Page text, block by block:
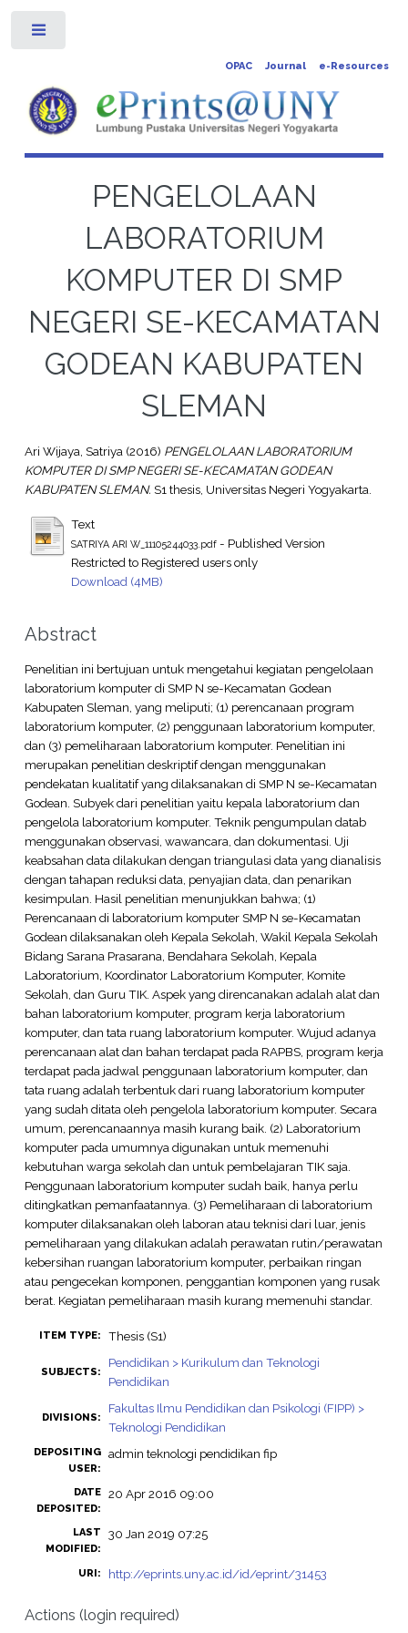
OPAC Journal e-Resources
PENGELOLAAN
LABORATORIUM
KOMPUTER DI SMP
NEGERI SE-KECAMATAN
GODEAN KABUPATEN
SLEMAN
Ari Wijaya, Satriya(2016) PENGELOLAAN LABORATORIUM
KOMPUTER DI SMP NEGERI SE-KECAMATAN GODEAN
KABUPATEN SLEMAN. S1 thesis, Universitas Negeri Yogyakarta.
Text
SATRIYA ARI W_11105244033.pdf- Published Version
Restricted to Registered users only
Download (4MB)
Abstract
Penelitian ini bertujuan untuk mengetahui kegiatan pengelolaan
laboratorium komputer di SMP N se-Kecamatan Godean
Kabupaten Sleman, yang meliputi; (1) perencanaan program
laboratorium komputer, (2) penggunaan laboratorium komputer,
dan (3) pemeliharaan laboratorium komputer. Penelitian ini
merupakan penelitian deskriptif dengan menggunakan
pendekatan kualitatif yang dilaksanakan di SMP N se-Kecamatan
Godean. Subyek dari penelitian yaitu kepala laboratorium dan
pengelola laboratorium komputer. Teknik pengumpulan datab
menggunakan observasi, wawancara, dan dokumentasi. Uji
keabsahan data dilakukan dengan triangulasi data yang dianalisis
dengan tahapan reduksi data, penyajian data, dan penarikan
kesimpulan. Hasil penelitian menunjukkan bahwa; (1)
Perencanaan di laboratorium komputer SMP N se-Kecamatan
Godean dilaksanakan oleh Kepala Sekolah, Wakil Kepala Sekolah
Bidang Sarana Prasarana, Bendahara Sekolah, Kepala
Laboratorium, Koordinator Laboratorium Komputer, Komite
Sekolah, dan Guru TIK. Aspek yang direncanakan adalah alat dan
bahan laboratorium komputer, program kerja laboratorium
komputer, dan tata ruang laboratorium komputer. Wujud adanya
perencanaan alat dan bahan terdapat pada RAPBS, program kerja
terdapat pada jadwal penggunaan laboratorium komputer, dan
tata ruang adalah terbentuk dari ruang laboratorium komputer
yang sudah ditata oleh pengelola laboratorium komputer. Secara
umum, perencanaannya masih kurang baik. (2) Laboratorium
komputer pada umumnya digunakan untuk memenuhi
kebutuhan warga sekolah dan untuk pembelajaran TIK saja.
Penggunaan laboratorium komputer sudah baik, hanya perlu
ditingkatkan pemanfaatannya. (3) Pemeliharaan di laboratorium
komputer dilaksanakan oleh laboran atau teknisi dari luar, jenis
pemeliharaan yang dilakukan adalah perawatan rutin/perawatan
kebersihan ruangan laboratorium komputer, perbaikan ringan
atau pengecekan komponen, penggantian komponen yang rusak
berat. Kegiatan pemeliharaan masih kurang memenuhi standar.
ITEM TYPE: Thesis (S1)
SUBJECTS:
Pendidikan > Kurikulum dan Teknologi
Pendidikan
DIVISIONS:
Fakultas Ilmu Pendidikan dan Psikologi (FIPP) >
Teknologi Pendidikan
DEPOSITING
USER:
admin teknologi pendidikan fip
DATE
DEPOSITED:
20 Apr 2016 09:00
LAST
MODIFIED:
30 Jan 2019 07:25
URI: http://eprints.uny.ac.id/id/eprint/31453
Actions (login required)